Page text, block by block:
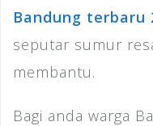
Bandung terbaru
seputar sumur
membantu.
Bagi anda warga